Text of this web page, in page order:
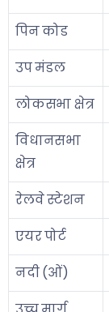
पिन कोड
उप मंडल
लोकसभा क्षेत्र
विधानसभा
क्षेत्र
रेलवे स्टेशन
एयर पोर्ट
नदी (ओं)